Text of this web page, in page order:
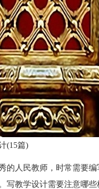
(15篇)
的人民教师，时常需要
写教学设计需要注意哪